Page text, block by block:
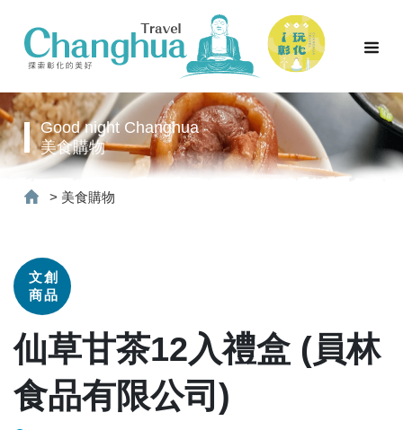
Good night Changhua
美食購物
> 美食購物
文創
商品
仙草甘茶12入禮盒 (員林
食品有限公司)